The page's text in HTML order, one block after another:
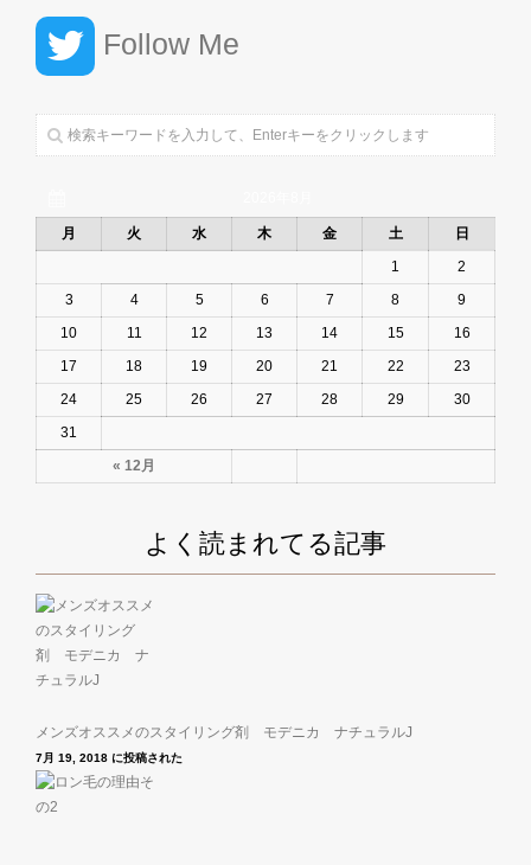
Follow Me
月 火 水 木 金 土 日
« 12月
1
2
3
4 5 6 7 8
9
10
11 12 13 14 15
16
17
18 19 20 21 22
23
24
25 26 27 28 29
30
31
よく読まれてる記事
メンズオススメのスタイリング剤 モデニカ ナチュラルJ
7月 19, 2018 に投稿された